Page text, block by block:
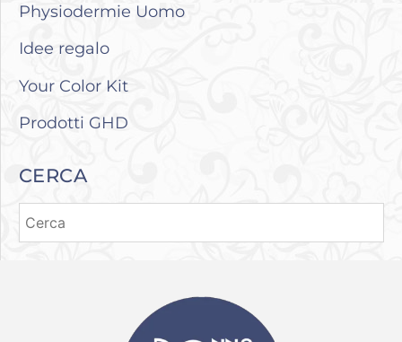
Physiodermie Uomo
Idee regalo
Your Color Kit
Prodotti GHD
CERCA